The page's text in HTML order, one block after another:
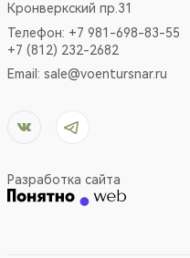
Кронверкский пр.31
Телефон: +7 981-698-83-55
+7 (812) 232-2682
Email: sale@voentursnar.ru
Разработка сайта